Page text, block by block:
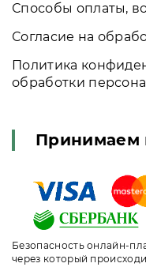
Способы оплаты,
Согласие на
Политика
обработки
Принимаем
Безопасность онлайн-
через который